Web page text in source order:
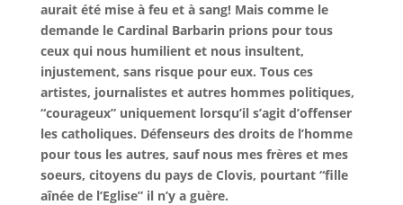
aurait été mise à feu et à sang! Mais comme le
demande le Cardinal Barbarin prions pour tous
ceux qui nous humilient et nous insultent,
injustement, sans risque pour eux. Tous ces
artistes, journalistes et autres hommes politiques,
“courageux” uniquement lorsqu’il s’agit d’offenser
les catholiques. Défenseurs des droits de l’homme
pour tous les autres, sauf nous mes frères et mes
soeurs, citoyens du pays de Clovis, pourtant “fille
aînée de l’Eglise” il n’y a guère.